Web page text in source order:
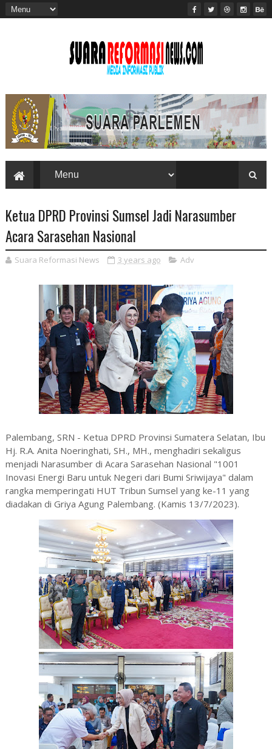
Ketua DPRD Provinsi Sumsel Jadi Narasumber
Acara Sarasehan Nasional
Suara Reformasi News 3 years ago Adv
Palembang, SRN - Ketua DPRD Provinsi Sumatera Selatan, Ibu
Hj. R.A. Anita Noeringhati, SH., MH., menghadiri sekaligus
menjadi Narasumber di Acara Sarasehan Nasional "1001
Inovasi Energi Baru untuk Negeri dari Bumi Sriwijaya" dalam
rangka memperingati HUT Tribun Sumsel yang ke-11 yang
diadakan di Griya Agung Palembang. (Kamis 13/7/2023).